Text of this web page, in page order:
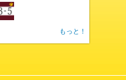
もっと！